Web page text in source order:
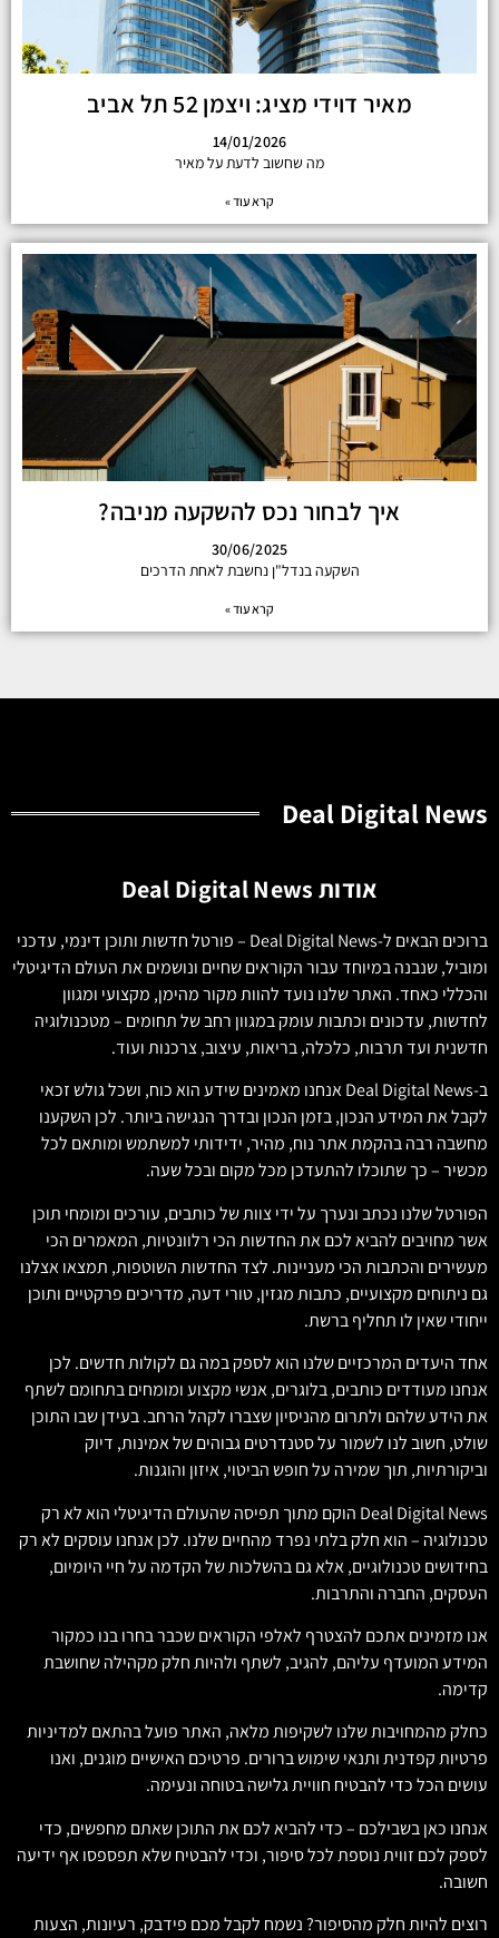
מאיר דוידי מציג: ויצמן 52 תל אביב
14/01/2026
מה שחשוב לדעת על מאיר
קרא עוד »
איך לבחור נכס להשקעה מניבה?
30/06/2025
השקעה בנדל"ן נחשבת לאחת הדרכים
קרא עוד »
Deal Digital News
אודות Deal Digital News
ברוכים הבאים ל-Deal Digital News – פורטל חדשות ותוכן דינמי, עדכני
ומוביל, שנבנה במיוחד עבור הקוראים שחיים ונושמים את העולם הדיגיטלי
והכללי כאחד. האתר שלנו נועד להוות מקור מהימן, מקצועי ומגוון
לחדשות, עדכונים וכתבות עומק במגוון רחב של תחומים – מטכנולוגיה
חדשנית ועד תרבות, כלכלה, בריאות, עיצוב, צרכנות ועוד.
ב-Deal Digital News אנחנו מאמינים שידע הוא כוח, ושכל גולש זכאי
לקבל את המידע הנכון, בזמן הנכון ובדרך הנגישה ביותר. לכן השקענו
מחשבה רבה בהקמת אתר נוח, מהיר, ידידותי למשתמש ומותאם לכל
מכשיר – כך שתוכלו להתעדכן מכל מקום ובכל שעה.
הפורטל שלנו נכתב ונערך על ידי צוות של כותבים, עורכים ומומחי תוכן
אשר מחויבים להביא לכם את החדשות הכי רלוונטיות, המאמרים הכי
מעשירים והכתבות הכי מעניינות. לצד החדשות השוטפות, תמצאו אצלנו
גם ניתוחים מקצועיים, כתבות מגזין, טורי דעה, מדריכים פרקטיים ותוכן
ייחודי שאין לו תחליף ברשת.
אחד היעדים המרכזיים שלנו הוא לספק במה גם לקולות חדשים. לכן
אנחנו מעודדים כותבים, בלוגרים, אנשי מקצוע ומומחים בתחומם לשתף
את הידע שלהם ולתרום מהניסיון שצברו לקהל הרחב. בעידן שבו התוכן
שולט, חשוב לנו לשמור על סטנדרטים גבוהים של אמינות, דיוק
וביקורתיות, תוך שמירה על חופש הביטוי, איזון והוגנות.
Deal Digital News הוקם מתוך תפיסה שהעולם הדיגיטלי הוא לא רק
טכנולוגיה – הוא חלק בלתי נפרד מהחיים שלנו. לכן אנחנו עוסקים לא רק
בחידושים טכנולוגיים, אלא גם בהשלכות של הקדמה על חיי היומיום,
העסקים, החברה והתרבות.
אנו מזמינים אתכם להצטרף לאלפי הקוראים שכבר בחרו בנו כמקור
המידע המועדף עליהם, להגיב, לשתף ולהיות חלק מקהילה שחושבת
קדימה.
כחלק מהמחויבות שלנו לשקיפות מלאה, האתר פועל בהתאם למדיניות
פרטיות קפדנית ותנאי שימוש ברורים. פרטיכם האישיים מוגנים, ואנו
עושים הכל כדי להבטיח חוויית גלישה בטוחה ונעימה.
אנחנו כאן בשבילכם – כדי להביא לכם את התוכן שאתם מחפשים, כדי
לספק לכם זווית נוספת לכל סיפור, וכדי להבטיח שלא תפספסו אף ידיעה
חשובה.
רוצים להיות חלק מהסיפור? נשמח לקבל מכם פידבק, רעיונות, הצעות